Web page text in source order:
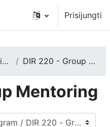
Prisijungti
DIRFloortime® Training Program DIR 220 - Group Mentoring
Mentoring